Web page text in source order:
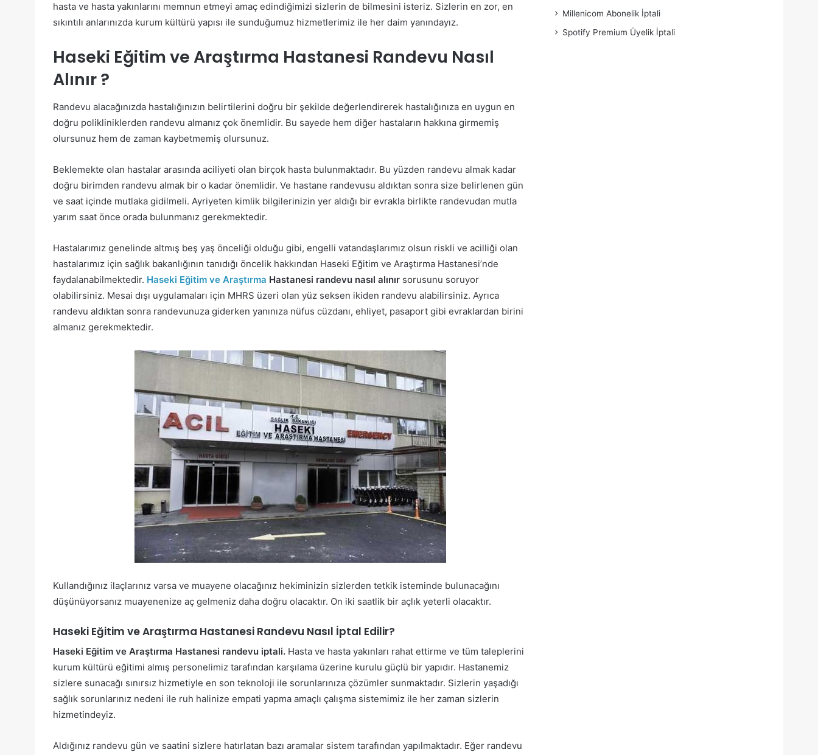
hasta ve hasta yakınlarını memnun etmeyi amaç edindiğimizi sizlerin de bilmesini isteriz. Sizlerin en zor, en
sıkıntılı anlarınızda kurum kültürü yapısı ile sunduğumuz hizmetlerimiz ile her daim yanındayız.
Haseki Eğitim ve Araştırma Hastanesi Randevu Nasıl
Alınır ?
Randevu alacağınızda hastalığınızın belirtilerini doğru bir şekilde değerlendirerek hastalığınıza en uygun en
doğru polikliniklerden randevu almanız çok önemlidir. Bu sayede hem diğer hastaların hakkına girmemiş
olursunuz hem de zaman kaybetmemiş olursunuz.
Beklemekte olan hastalar arasında aciliyeti olan birçok hasta bulunmaktadır. Bu yüzden randevu almak kadar
doğru birimden randevu almak bir o kadar önemlidir. Ve hastane randevusu aldıktan sonra size belirlenen gün
ve saat içinde mutlaka gidilmeli. Ayriyeten kimlik bilgilerinizin yer aldığı bir evrakla birlikte randevudan mutla
yarım saat önce orada bulunmanız gerekmektedir.
Hastalarımız genelinde altmış beş yaş önceliği olduğu gibi, engelli vatandaşlarımız olsun riskli ve acilliği olan
hastalarımız için sağlık bakanlığının tanıdığı öncelik hakkından Haseki Eğitim ve Araştırma Hastanesi’nde
faydalanabilmektedir. Haseki Eğitim ve Araştırma Hastanesi randevu nasıl alınır sorusunu soruyor
olabilirsiniz. Mesai dışı uygulamaları için MHRS üzeri olan yüz seksen ikiden randevu alabilirsiniz. Ayrıca
randevu aldıktan sonra randevunuza giderken yanınıza nüfus cüzdanı, ehliyet, pasaport gibi evraklardan birini
almanız gerekmektedir.
Kullandığınız ilaçlarınız varsa ve muayene olacağınız hekiminizin sizlerden tetkik isteminde bulunacağını
düşünüyorsanız muayenenize aç gelmeniz daha doğru olacaktır. On iki saatlik bir açlık yeterli olacaktır.
Haseki Eğitim ve Araştırma Hastanesi Randevu Nasıl İptal Edilir?
Haseki Eğitim ve Araştırma Hastanesi randevu iptali. Hasta ve hasta yakınları rahat ettirme ve tüm taleplerini
kurum kültürü eğitimi almış personelimiz tarafından karşılama üzerine kurulu güçlü bir yapıdır. Hastanemiz
sizlere sunacağı sınırsız hizmetiyle en son teknoloji ile sorunlarınıza çözümler sunmaktadır. Sizlerin yaşadığı
sağlık sorunlarınız nedeni ile ruh halinize empati yapma amaçlı çalışma sistemimiz ile her zaman sizlerin
hizmetindeyiz.
Aldığınız randevu gün ve saatini sizlere hatırlatan bazı aramalar sistem tarafından yapılmaktadır. Eğer randevu
Millenicom Abonelik İptali
Spotify Premium Üyelik İptali